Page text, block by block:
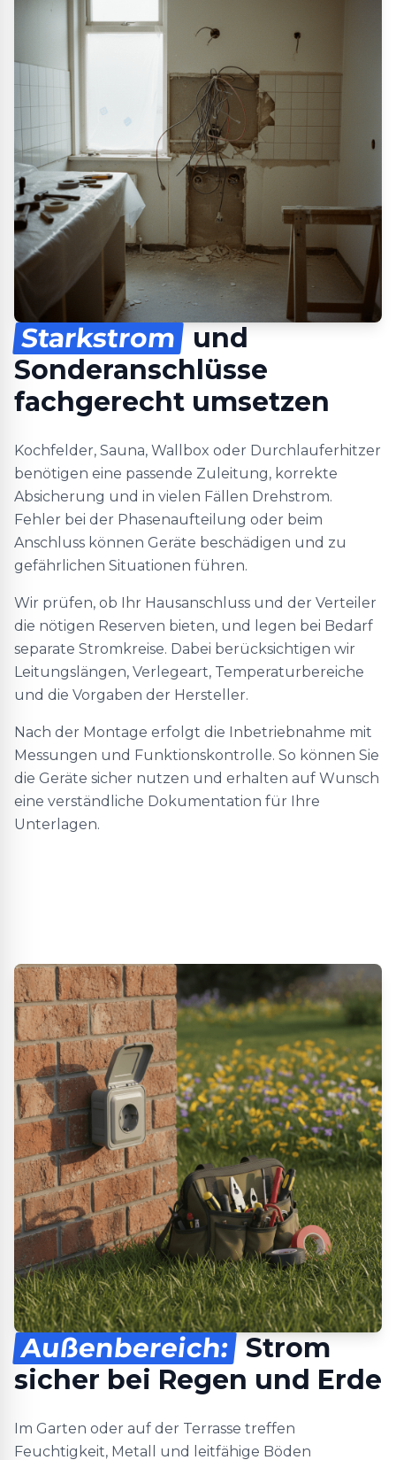
Starkstrom
und
Sonderanschlüsse
fachgerecht umsetzen
Kochfelder, Sauna, Wallbox oder Durchlauferhitzer
benötigen eine passende Zuleitung, korrekte
Absicherung und in vielen Fällen Drehstrom.
Fehler bei der Phasenaufteilung oder beim
Anschluss können Geräte beschädigen und zu
gefährlichen Situationen führen.
Wir prüfen, ob Ihr Hausanschluss und der Verteiler
die nötigen Reserven bieten, und legen bei Bedarf
separate Stromkreise. Dabei berücksichtigen wir
Leitungslängen, Verlegeart, Temperaturbereiche
und die Vorgaben der Hersteller.
Nach der Montage erfolgt die Inbetriebnahme mit
Messungen und Funktionskontrolle. So können Sie
die Geräte sicher nutzen und erhalten auf Wunsch
eine verständliche Dokumentation für Ihre
Unterlagen.
Außenbereich: Strom
sicher bei Regen und Erde
Im Garten oder auf der Terrasse treffen
Feuchtigkeit, Metall und leitfähige Böden